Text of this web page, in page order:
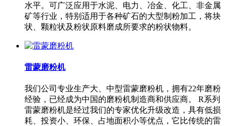
水平。可广泛应用于水泥、电力、冶金、化工、非金属
矿等行业，特别适用于各种矿石的大型制粉加工，将块
状、颗粒状及粉状原料磨成所要求的粉状物料。
雷蒙磨粉机
我们公司专业生产大、中型雷蒙磨粉机，拥有22年磨粉
经验，已经成为中国的磨粉机制造商和供应商。 R系列
雷蒙磨粉机是经过我们的专家优化升级改造，具有低损
耗、投资小、环保、占地面积小等优点，它比传统的雷